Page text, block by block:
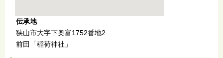
伝承地
狭山市大字下奥富1752番地2
前田「稲荷神社」